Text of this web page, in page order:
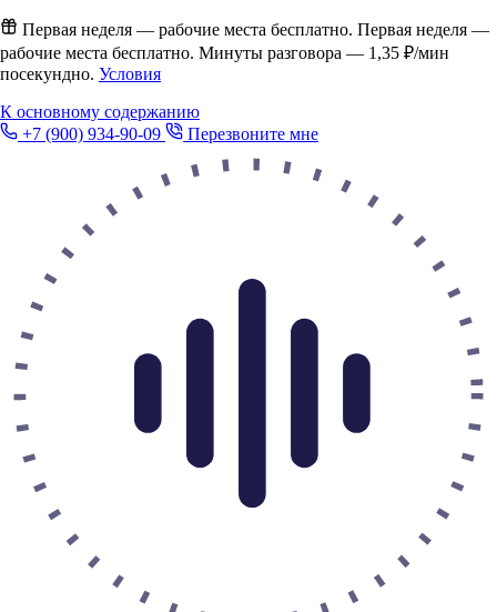
Первая неделя — рабочие места бесплатно. Первая неделя —
рабочие места бесплатно. Минуты разговора — 1,35 ₽/мин
посекундно. Условия
К основному содержанию
+7 (900) 934-90-09
Перезвоните мне